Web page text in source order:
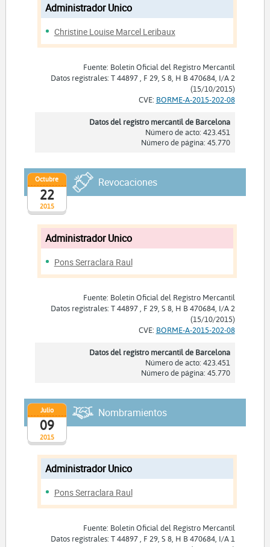
Administrador Unico
Christine Louise Marcel Leribaux
Fuente: Boletín Oficial del Registro Mercantil
Datos registrales: T 44897 , F 29, S 8, H B 470684, I/A 2
(15/10/2015)
CVE: BORME-A-2015-202-08
Datos del registro mercantil de Barcelona
Número de acto: 423.451
Número de página: 45.770
2015
Octubre
22
Revocaciones
Administrador Unico
Pons Serraclara Raul
Fuente: Boletín Oficial del Registro Mercantil
Datos registrales: T 44897 , F 29, S 8, H B 470684, I/A 2
(15/10/2015)
CVE: BORME-A-2015-202-08
Datos del registro mercantil de Barcelona
Número de acto: 423.451
Número de página: 45.770
2015
Julio
09
Nombramientos
Administrador Unico
Pons Serraclara Raul
Fuente: Boletín Oficial del Registro Mercantil
Datos registrales: T 44897 , F 29, S 8, H B 470684, I/A 1